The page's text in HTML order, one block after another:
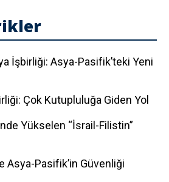
İşbirliği: Asya-Pasifik’teki Yeni
Çok Kutupluluğa Giden Yol
Yükselen “İsrail-Filistin”
Asya-Pasifik’in Güvenliği